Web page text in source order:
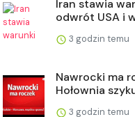
Iran stawia
odwrót USA i
3 godzin temu
Nawrocki ma
Hołownia
3 godzin temu